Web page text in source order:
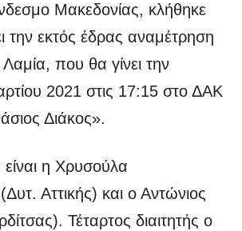
Μακεδονίας, κλήθηκε
την εκτός έδρας αναμέτρηση
που θα γίνει την
2021 στις 17:15 στο ΔΑΚ
Διάκος».
η Χρυσούλα
Αττικής) και ο Αντώνιος
Τέταρτος διαιτητής ο